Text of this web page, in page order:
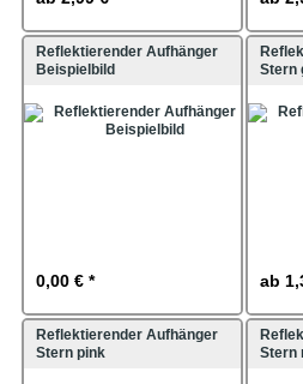
Reflektierender Aufhänger
Beispielbild
0,00 € *
Stern
ab
Reflektierender Aufhänger
Stern pink
Stern